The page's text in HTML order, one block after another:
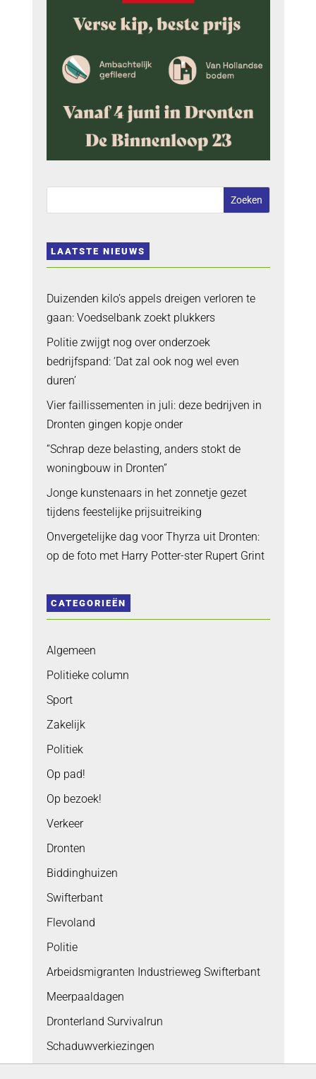
LAATSTE NIEUWS
Duizenden kilo’s appels dreigen verloren te
gaan: Voedselbank zoekt plukkers
Politie zwijgt nog over onderzoek
bedrijfspand: ‘Dat zal ook nog wel even
duren’
Vier faillissementen in juli: deze bedrijven in
Dronten gingen kopje onder
“Schrap deze belasting, anders stokt de
woningbouw in Dronten”
Jonge kunstenaars in het zonnetje gezet
tijdens feestelijke prijsuitreiking
Onvergetelijke dag voor Thyrza uit Dronten:
op de foto met Harry Potter-ster Rupert Grint
CATEGORIEËN
Algemeen
Politieke column
Sport
Zakelijk
Politiek
Op pad!
Op bezoek!
Verkeer
Dronten
Biddinghuizen
Swifterbant
Flevoland
Politie
Arbeidsmigranten Industrieweg Swifterbant
Meerpaaldagen
Dronterland Survivalrun
Schaduwverkiezingen